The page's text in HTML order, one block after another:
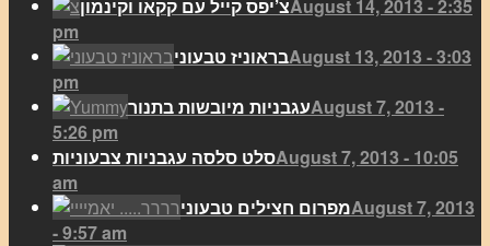
צ’יפס קייל עם קקאו וקינמוןAugust 14, 2013 - 2:35
pm
בראוניז טבעוניAugust 13, 2013 - 3:03
pm
עגבניות מיובשות בתנורAugust 7, 2013 -
5:26 pm
סלט סלסה עגבניות צבעוניותAugust 7, 2013 - 10:05
am
מפרום חצילים טבעוניAugust 7, 2013
- 9:57 am